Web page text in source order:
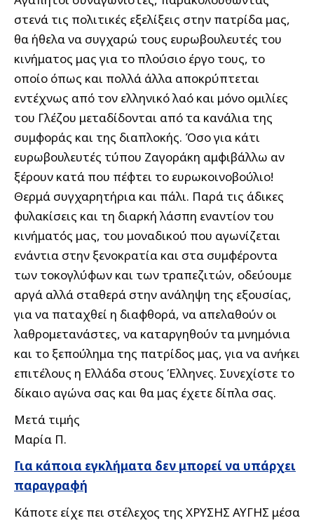
στενά τις πολιτικές εξελίξεις στην πατρίδα μας,
θα ήθελα να συγχαρώ τους ευρωβουλευτές του
κινήματος μας για το πλούσιο έργο τους, το
οποίο όπως και πολλά άλλα αποκρύπτεται
εντέχνως από τον ελληνικό λαό και μόνο ομιλίες
του Γλέζου μεταδίδονται από τα κανάλια της
συμφοράς και της διαπλοκής. Όσο για κάτι
ευρωβουλευτές τύπου Ζαγοράκη αμφιβάλλω αν
ξέρουν κατά που πέφτει το ευρωκοινοβούλιο!
Θερμά συγχαρητήρια και πάλι. Παρά τις άδικες
φυλακίσεις και τη διαρκή λάσπη εναντίον του
κινήματός μας, του μοναδικού που αγωνίζεται
ενάντια στην ξενοκρατία και στα συμφέροντα
των τοκογλύφων και των τραπεζιτών, οδεύουμε
αργά αλλά σταθερά στην ανάληψη της εξουσίας,
για να παταχθεί η διαφθορά, να απελαθούν οι
λαθρομετανάστες, να καταργηθούν τα μνημόνια
και το ξεπούλημα της πατρίδος μας, για να ανήκει
επιτέλους η Ελλάδα στους Έλληνες. Συνεχίστε το
δίκαιο αγώνα σας και θα μας έχετε δίπλα σας.
Μετά τιμής
Μαρία Π.
Για κάποια εγκλήματα δεν μπορεί να υπάρχει
παραγραφή
Κάποτε είχε πει στέλεχος της ΧΡΥΣΗΣ ΑΥΓΗΣ μέσα